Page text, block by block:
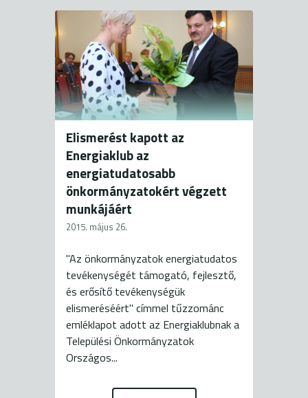
Elismerést kapott az
Energiaklub az
energiatudatosabb
önkormányzatokért végzett
munkájáért
2015. május 26.
"Az önkormányzatok energiatudatos
tevékenységét támogató, fejlesztő,
és erősítő tevékenységük
elismeréséért" címmel tűzzománc
emléklapot adott az Energiaklubnak a
Települési Önkormányzatok
Országos...